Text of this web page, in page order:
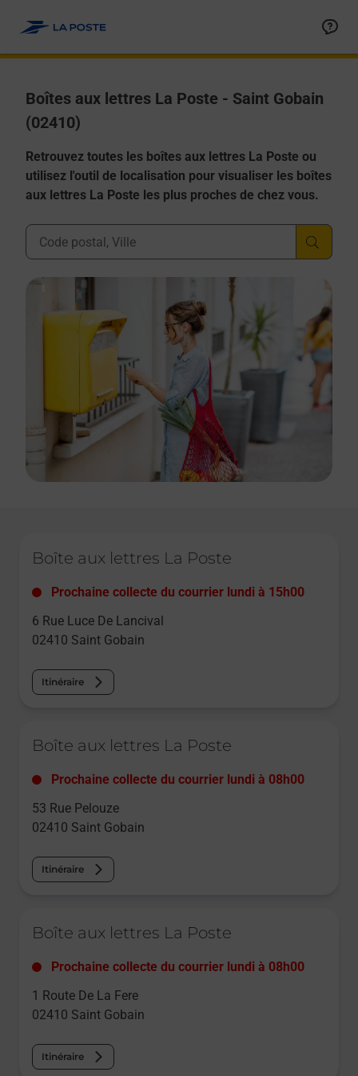
Boîtes aux lettres La Poste - Saint Gobain
(02410)
Retrouvez toutes les boîtes aux lettres La Poste ou
utilisez l'outil de localisation pour visualiser les boîtes
aux lettres La Poste les plus proches de chez vous.
Ville, Département, Code Postal
Boîte aux lettres La Poste
Prochaine collecte du courrier lundi à 15h00
6 Rue Luce De Lancival
02410 Saint Gobain
Itinéraire
Boîte aux lettres La Poste
Prochaine collecte du courrier lundi à 08h00
53 Rue Pelouze
02410 Saint Gobain
Itinéraire
Boîte aux lettres La Poste
Prochaine collecte du courrier lundi à 08h00
1 Route De La Fere
02410 Saint Gobain
Itinéraire